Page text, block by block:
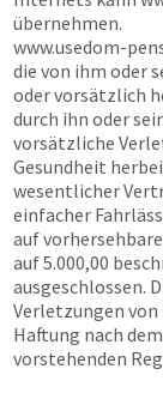
übernehmen.
www.usedom-
die von ihm oder
oder vorsätzlich
durch ihn oder
vorsätzliche
Gesundheit
wesentlicher
einfacher
auf
auf 5.000,00
ausgeschlossen.
Verletzungen von
Haftung nach
vorstehenden